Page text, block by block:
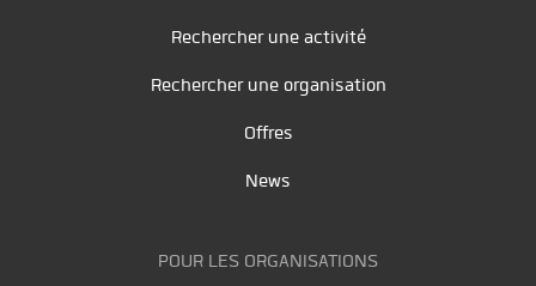
Rechercher une activité
Rechercher une organisation
Offres
News
POUR LES ORGANISATIONS